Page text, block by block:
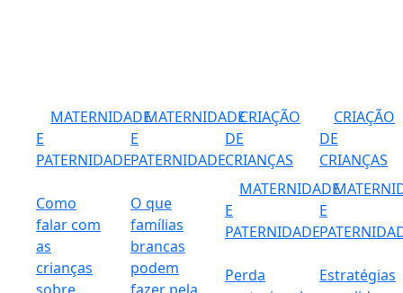
MATERNIDADE
E
PATERNIDADE
Como
falar com
as
crianças
MATERNIDADE
E
PATERNIDADE
O que
famílias
brancas
podem
CRIAÇÃO
DE
CRIANÇAS
MATERNIDADE
E
PATERNIDADE
Perda
CRIAÇÃO
DE
CRIANÇAS
E
Estratégias